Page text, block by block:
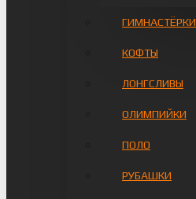
ГИМНАСТЁРКИ
КОФТЫ
ЛОНГСЛИВЫ
ОЛИМПИЙКИ
ПОЛО
РУБАШКИ